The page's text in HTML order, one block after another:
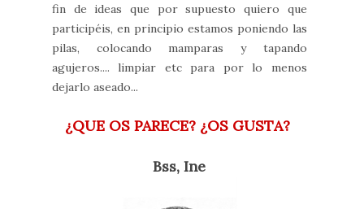
fin de ideas que por supuesto quiero que
participéis, en principio estamos poniendo las
pilas, colocando mamparas y tapando
agujeros.... limpiar etc para por lo menos
dejarlo aseado...
¿QUE OS PARECE? ¿OS GUSTA?
Bss, Ine